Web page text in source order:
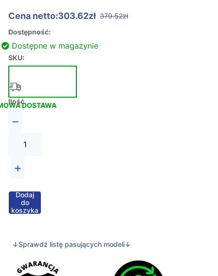
Cena netto:303.62zł 379.52zł
Dostępność:
Dostępne w magazynie
SKU:
DOSTAWA
Ilość
−
+
Dodaj
do
koszyka
↓Sprawdź listę pasujących modeli↓